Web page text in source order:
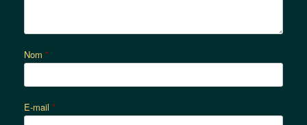
Nom *
E-mail *